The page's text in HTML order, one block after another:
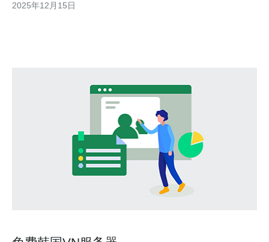
家在使用绝地求生的服务器时，常遇到以下几个问题：首先是延
2025年12月15日